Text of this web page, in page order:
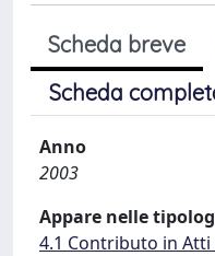
Scheda breve
Scheda
Anno
2003
Appare nelle
4.1 Contributo in